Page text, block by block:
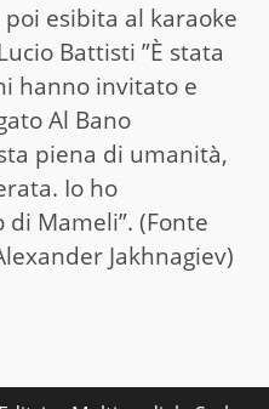
poi esibita al karaoke
Battisti ”È stata
hanno invitato e
Al Bano
piena di umanità,
Io ho
di Mameli”. (Fonte
Jakhnagiev)